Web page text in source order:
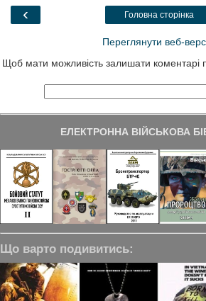
o
a
‹ Головна сторінка
Переглянути веб-
Щоб мати можливість залишати коментарі
ЕЛЕКТРОННА ВІЙСЬКОВА
Що варто подивитись: